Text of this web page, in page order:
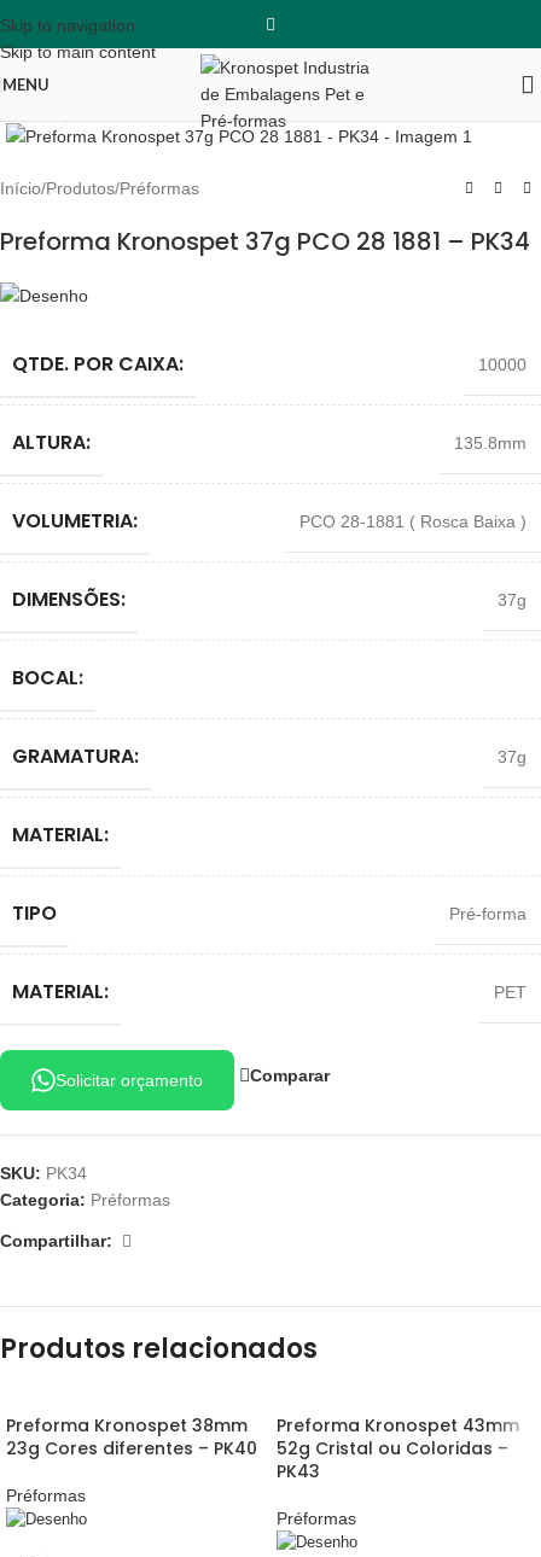
Skip to navigation
Skip to main content
MENU
Clique para ampliar
Início/Produtos/Préformas
Preforma Kronospet 37g PCO 28 1881 – PK34
QTDE. POR CAIXA: 10000
ALTURA: 135.8mm
VOLUMETRIA: PCO 28-1881 ( Rosca Baixa )
DIMENSÕES: 37g
BOCAL:
GRAMATURA: 37g
MATERIAL:
TIPO Pré-forma
MATERIAL: PET
Solicitar orçamento Comparar
SKU: PK34
Categoria: Préformas
Compartilhar:
Produtos relacionados
Preforma Kronospet 38mm
23g Cores diferentes – PK40
Préformas
Preforma Kronospet 43mm
52g Cristal ou Coloridas –
PK43
Préformas